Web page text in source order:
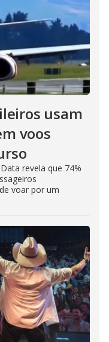
usam
voos
revela que 74%
voar por um